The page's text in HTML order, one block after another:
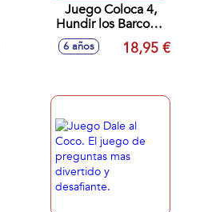
Juego Coloca 4,
Hundir los Barcos y
Cuál es Cuál
6 años 18,95 €